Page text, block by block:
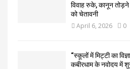
विवाह रुके, कानून तोड़ने
को चेतावनी
April 6, 2026 0
“स्कूलों में मिट्टी का
कबीरधाम के नवोदय में